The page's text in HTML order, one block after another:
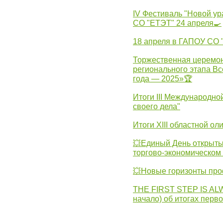
IV Фестиваль "Новой
СО "ЕТЭТ" 24 апреля🍳
18 апреля в ГАПОУ СО
Торжественная
регионального этапа
года — 2025»🏆
Итоги III
своего дела"
Итоги XIII областной
💥Единый День
торгово-
💥Новые горизонты
THE FIRST STEP IS
начало) об итогах